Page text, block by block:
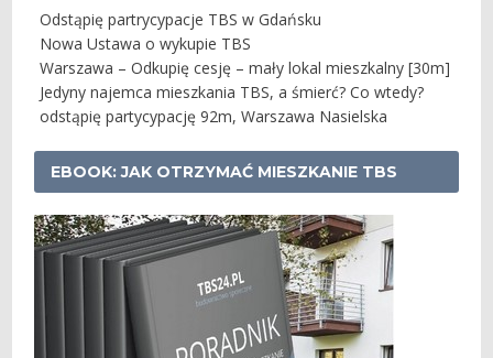
Odstąpię partrycypacje TBS w Gdańsku
Nowa Ustawa o wykupie TBS
Warszawa – Odkupię cesję – mały lokal mieszkalny [30m]
Jedyny najemca mieszkania TBS, a śmierć? Co wtedy?
odstąpię partycypację 92m, Warszawa Nasielska
EBOOK: JAK OTRZYMAĆ MIESZKANIE TBS